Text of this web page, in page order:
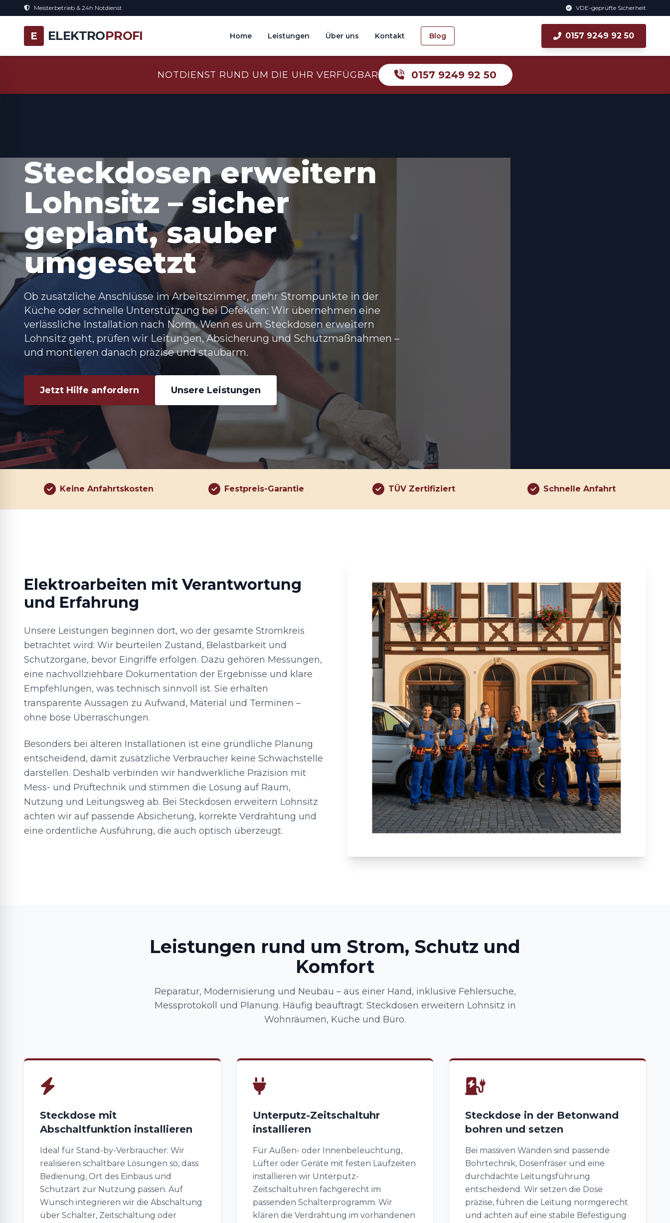
Meisterbetrieb & 24h Notdienst VDE-geprüfte Sicherheit
E ELEKTROPROFI Home Leistungen Über uns Kontakt Blog 0157 9249 92 50
NOTDIENST RUND UM DIE UHR VERFÜGBAR 0157 9249 92 50
Steckdosen erweitern
Lohnsitz – sicher
geplant, sauber
umgesetzt
Ob zusätzliche Anschlüsse im Arbeitszimmer, mehr Strompunkte in der
Küche oder schnelle Unterstützung bei Defekten: Wir übernehmen eine
verlässliche Installation nach Norm. Wenn es um Steckdosen erweitern
Lohnsitz geht, prüfen wir Leitungen, Absicherung und Schutzmaßnahmen –
und montieren danach präzise und staubarm.
Jetzt Hilfe anfordern Unsere Leistungen
Keine Anfahrtskosten Festpreis-Garantie TÜV Zertifiziert Schnelle Anfahrt
Elektroarbeiten mit Verantwortung
und Erfahrung
Unsere Leistungen beginnen dort, wo der gesamte Stromkreis
betrachtet wird: Wir beurteilen Zustand, Belastbarkeit und
Schutzorgane, bevor Eingriffe erfolgen. Dazu gehören Messungen,
eine nachvollziehbare Dokumentation der Ergebnisse und klare
Empfehlungen, was technisch sinnvoll ist. Sie erhalten
transparente Aussagen zu Aufwand, Material und Terminen –
ohne böse Überraschungen.
Besonders bei älteren Installationen ist eine gründliche Planung
entscheidend, damit zusätzliche Verbraucher keine Schwachstelle
darstellen. Deshalb verbinden wir handwerkliche Präzision mit
Mess- und Prüftechnik und stimmen die Lösung auf Raum,
Nutzung und Leitungsweg ab. Bei Steckdosen erweitern Lohnsitz
achten wir auf passende Absicherung, korrekte Verdrahtung und
eine ordentliche Ausführung, die auch optisch überzeugt.
Leistungen rund um Strom, Schutz und
Komfort
Reparatur, Modernisierung und Neubau – aus einer Hand, inklusive Fehlersuche,
Messprotokoll und Planung. Häufig beauftragt: Steckdosen erweitern Lohnsitz in
Wohnräumen, Küche und Büro.
Steckdose mit
Abschaltfunktion installieren
Ideal für Stand-by-Verbraucher: Wir
realisieren schaltbare Lösungen so, dass
Bedienung, Ort des Einbaus und
Schutzart zur Nutzung passen. Auf
Wunsch integrieren wir die Abschaltung
über Schalter, Zeitschaltung oder
Unterputz-Zeitschaltuhr
installieren
Für Außen- oder Innenbeleuchtung,
Lüfter oder Geräte mit festen Laufzeiten
installieren wir Unterputz-
Zeitschaltuhren fachgerecht im
passenden Schalterprogramm. Wir
klären die Verdrahtung im vorhandenen
Steckdose in der Betonwand
bohren und setzen
Bei massiven Wänden sind passende
Bohrtechnik, Dosenfräser und eine
durchdachte Leitungsführung
entscheidend. Wir setzen die Dose
präzise, führen die Leitung normgerecht
und achten auf eine stabile Befestigung